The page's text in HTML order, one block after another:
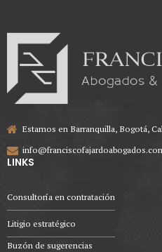
Estamos en Barranquilla, Bogotá,
LINKS
Consultoría en contratación
Litigio estratégico
Buzón de sugerencias